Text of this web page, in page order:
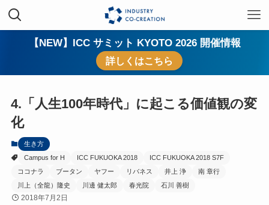
【NEW】ICC サミット KYOTO 2026 開催情報
詳しくはこちら
4.「人生100年時代」に起こる価値観の変
化
生き方
Campus for H
ICC FUKUOKA 2018
ICC FUKUOKA 2018 S7F
ココナラ
ブータン ヤフー リバネス 井上 浄
南 章行
川上（全龍）隆史
川邊 健太郎 春光院 石川 善樹
2018年7月2日